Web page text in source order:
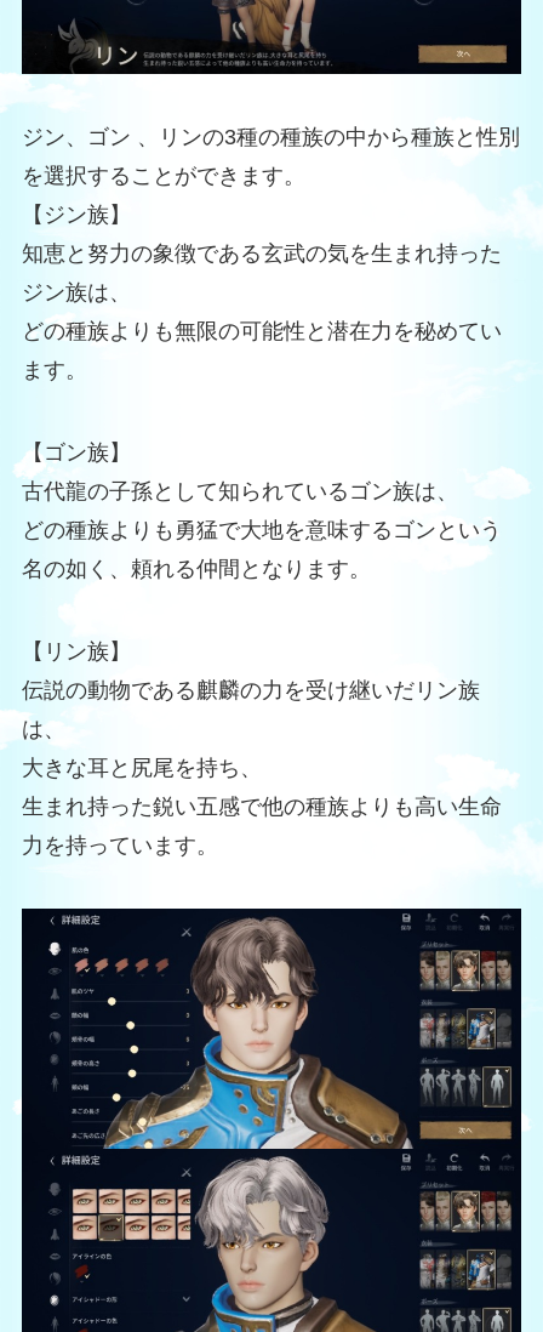
ジン、ゴン 、リンの3種の種族の中から種族と性別
を選択することができます。
【ジン族】
知恵と努力の象徴である玄武の気を生まれ持った
ジン族は、
どの種族よりも無限の可能性と潜在力を秘めてい
ます。
【ゴン族】
古代龍の子孫として知られているゴン族は、
どの種族よりも勇猛で大地を意味するゴンという
名の如く、頼れる仲間となります。
【リン族】
伝説の動物である麒麟の力を受け継いだリン族
は、
大きな耳と尻尾を持ち、
生まれ持った鋭い五感で他の種族よりも高い生命
力を持っています。